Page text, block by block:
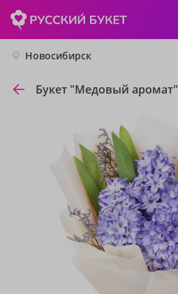
Новосибирск
Букет "Медовый аромат"